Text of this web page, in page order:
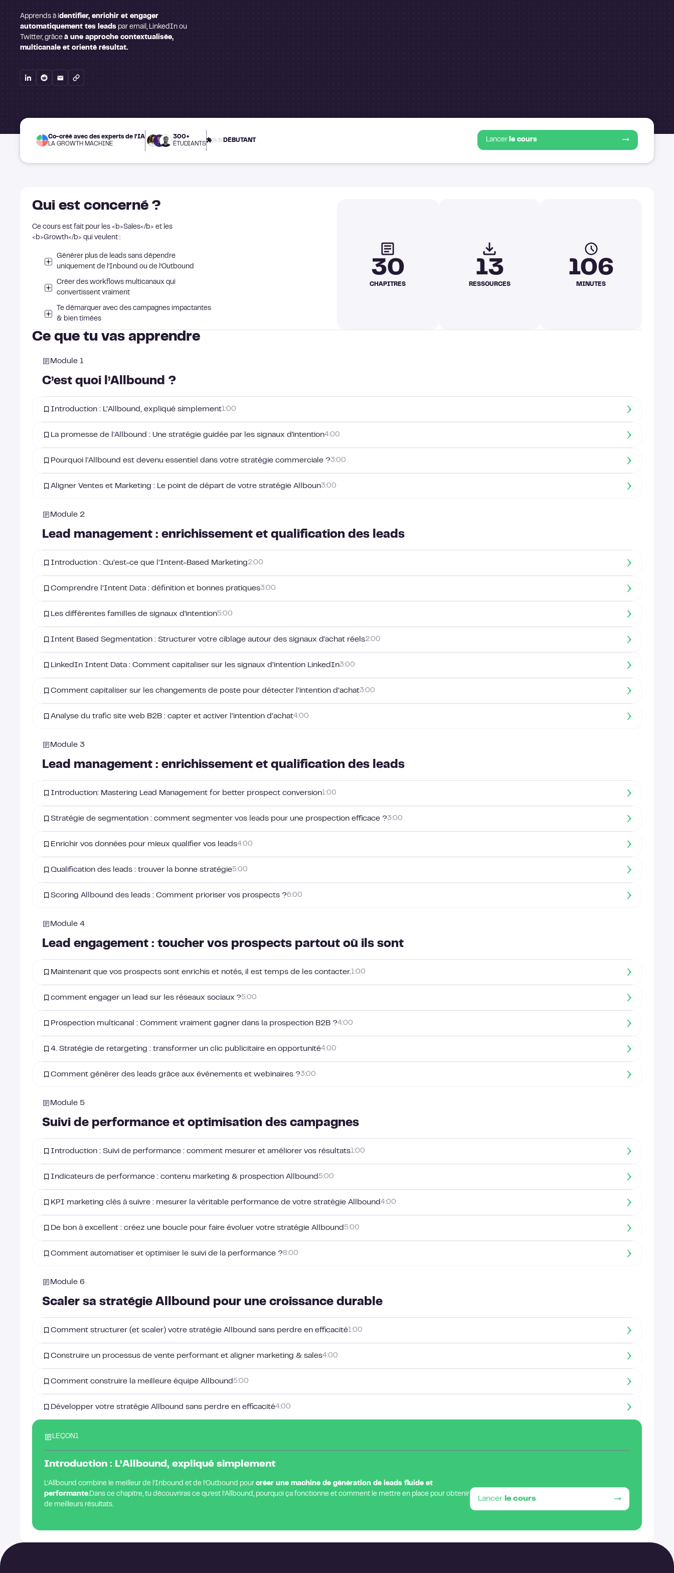
Apprends à i dentifier, enrichir et engager
automatiquement tes leads par email, LinkedIn ou
Twitter, grâce à une approche contextualisée,
multicanale et orienté résultat.
Co-créé avec des experts de l'IA
LA GROWTH MACHINE
300+
ÉTUDIANTS
DÉBUTANT Lancer le cours
Qui est concerné ?
Ce cours est fait pour les <b>Sales</b> et les
<b>Growth</b> qui veulent :
Générer plus de leads sans dépendre
uniquement de l’Inbound ou de l’Outbound
Créer des workflows multicanaux qui
convertissent vraiment
Te démarquer avec des campagnes impactantes
& bien timées
30
CHAPITRES
13
RESSOURCES
106
MINUTES
Ce que tu vas apprendre
Module 1
C’est quoi l’Allbound ?
Introduction : L’Allbound, expliqué simplement1:00
La promesse de l'Allbound : Une stratégie guidée par les signaux d'intention4:00
Pourquoi l'Allbound est devenu essentiel dans votre stratégie commerciale ?3:00
Aligner Ventes et Marketing : Le point de départ de votre stratégie Allboun3:00
Module 2
Lead management : enrichissement et qualification des leads
Introduction : Qu’est-ce que l’Intent-Based Marketing2:00
Comprendre l’Intent Data : définition et bonnes pratiques3:00
Les différentes familles de signaux d'intention5:00
Intent Based Segmentation : Structurer votre ciblage autour des signaux d'achat réels2:00
LinkedIn Intent Data : Comment capitaliser sur les signaux d’intention LinkedIn3:00
Comment capitaliser sur les changements de poste pour détecter l’intention d’achat3:00
Analyse du trafic site web B2B : capter et activer l’intention d’achat4:00
Module 3
Lead management : enrichissement et qualification des leads
Introduction: Mastering Lead Management for better prospect conversion1:00
Stratégie de segmentation : comment segmenter vos leads pour une prospection efficace ?3:00
Enrichir vos données pour mieux qualifier vos leads4:00
Qualification des leads : trouver la bonne stratégie5:00
Scoring Allbound des leads : Comment prioriser vos prospects ?6:00
Module 4
Lead engagement : toucher vos prospects partout où ils sont
Maintenant que vos prospects sont enrichis et notés, il est temps de les contacter.1:00
comment engager un lead sur les réseaux sociaux ?5:00
Prospection multicanal : Comment vraiment gagner dans la prospection B2B ?4:00
4. Stratégie de retargeting : transformer un clic publicitaire en opportunité4:00
Comment générer des leads grâce aux événements et webinaires ?3:00
Module 5
Suivi de performance et optimisation des campagnes
Introduction : Suivi de performance : comment mesurer et améliorer vos résultats1:00
Indicateurs de performance : contenu marketing & prospection Allbound 5:00
KPI marketing clés à suivre : mesurer la véritable performance de votre stratégie Allbound4:00
De bon à excellent : créez une boucle pour faire évoluer votre stratégie Allbound 5:00
Comment automatiser et optimiser le suivi de la performance ?8:00
Module 6
Scaler sa stratégie Allbound pour une croissance durable
Comment structurer (et scaler) votre stratégie Allbound sans perdre en efficacité1:00
Construire un processus de vente performant et aligner marketing & sales4:00
Comment construire la meilleure équipe Allbound 5:00
Développer votre stratégie Allbound sans perdre en efficacité4:00
LEÇON1
Introduction : L’Allbound, expliqué simplement
L’Allbound combine le meilleur de l’Inbound et de l’Outbound pour créer une machine de génération de leads fluide et
performante.Dans ce chapitre, tu découvriras ce qu’est l’Allbound, pourquoi ça fonctionne et comment le mettre en place pour obtenir
de meilleurs résultats.
Lancer le cours